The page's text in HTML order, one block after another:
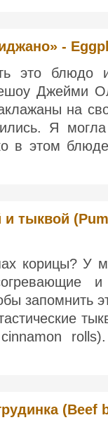
-
это блюдо
Джейми
на
Я
в этом
и тыквой
корицы? У
запомнить
(Beef